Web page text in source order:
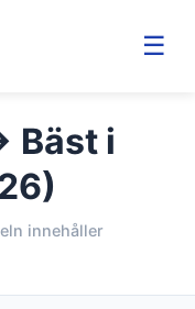
☰
Bäst i
innehåller